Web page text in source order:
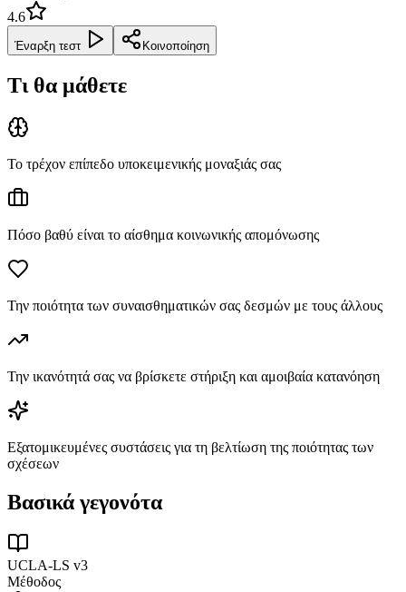
4.6
Έναρξη τεστ Κοινοποίηση
Τι θα μάθετε
Το τρέχον επίπεδο υποκειμενικής μοναξιάς σας
Πόσο βαθύ είναι το αίσθημα κοινωνικής απομόνωσης
Την ποιότητα των συναισθηματικών σας δεσμών με τους άλλους
Την ικανότητά σας να βρίσκετε στήριξη και αμοιβαία κατανόηση
Εξατομικευμένες συστάσεις για τη βελτίωση της ποιότητας των
σχέσεων
Βασικά γεγονότα
UCLA-LS v3
Μέθοδος